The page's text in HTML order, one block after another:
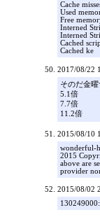
Cache
Used
Free
Interned
Interned
Cached
Cached ke
2017/08/22
そのだ金
5.1倍
7.7倍
11.2倍
2015/08/10
wonderful-
2015
above are
provider
2015/08/02